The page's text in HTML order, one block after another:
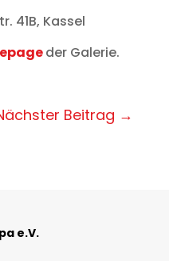
41B, Kassel
der Galerie.
Beitrag →
e.V.